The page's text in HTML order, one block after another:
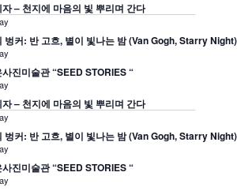
자 – 천지에 마음의 빛 뿌리며 간다
벙커: 반 고흐, 별이 빛나는 밤 (Van Gogh, Starry Night)
사진미술관 “SEED STORIES “
자 – 천지에 마음의 빛 뿌리며 간다
벙커: 반 고흐, 별이 빛나는 밤 (Van Gogh, Starry Night)
사진미술관 “SEED STORIES “